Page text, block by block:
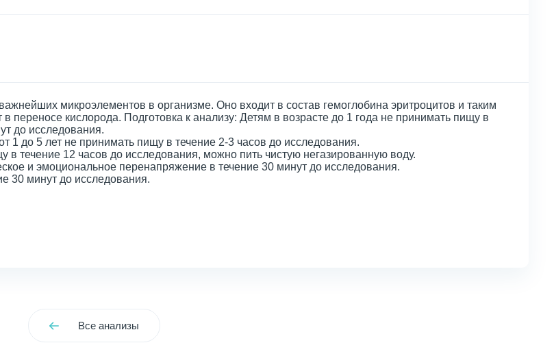
микроэлементов в организме. Оно входит в состав гемоглобина эритроцитов и таким
в переносе кислорода. Подготовка к анализу: Детям в возрасте до 1 года не принимать пищу в
до исследования.
1 до 5 лет не принимать пищу в течение 2-3 часов до исследования.
в течение 12 часов до исследования, можно пить чистую негазированную воду.
и эмоциональное перенапряжение в течение 30 минут до исследования.
30 минут до исследования.
Все анализы